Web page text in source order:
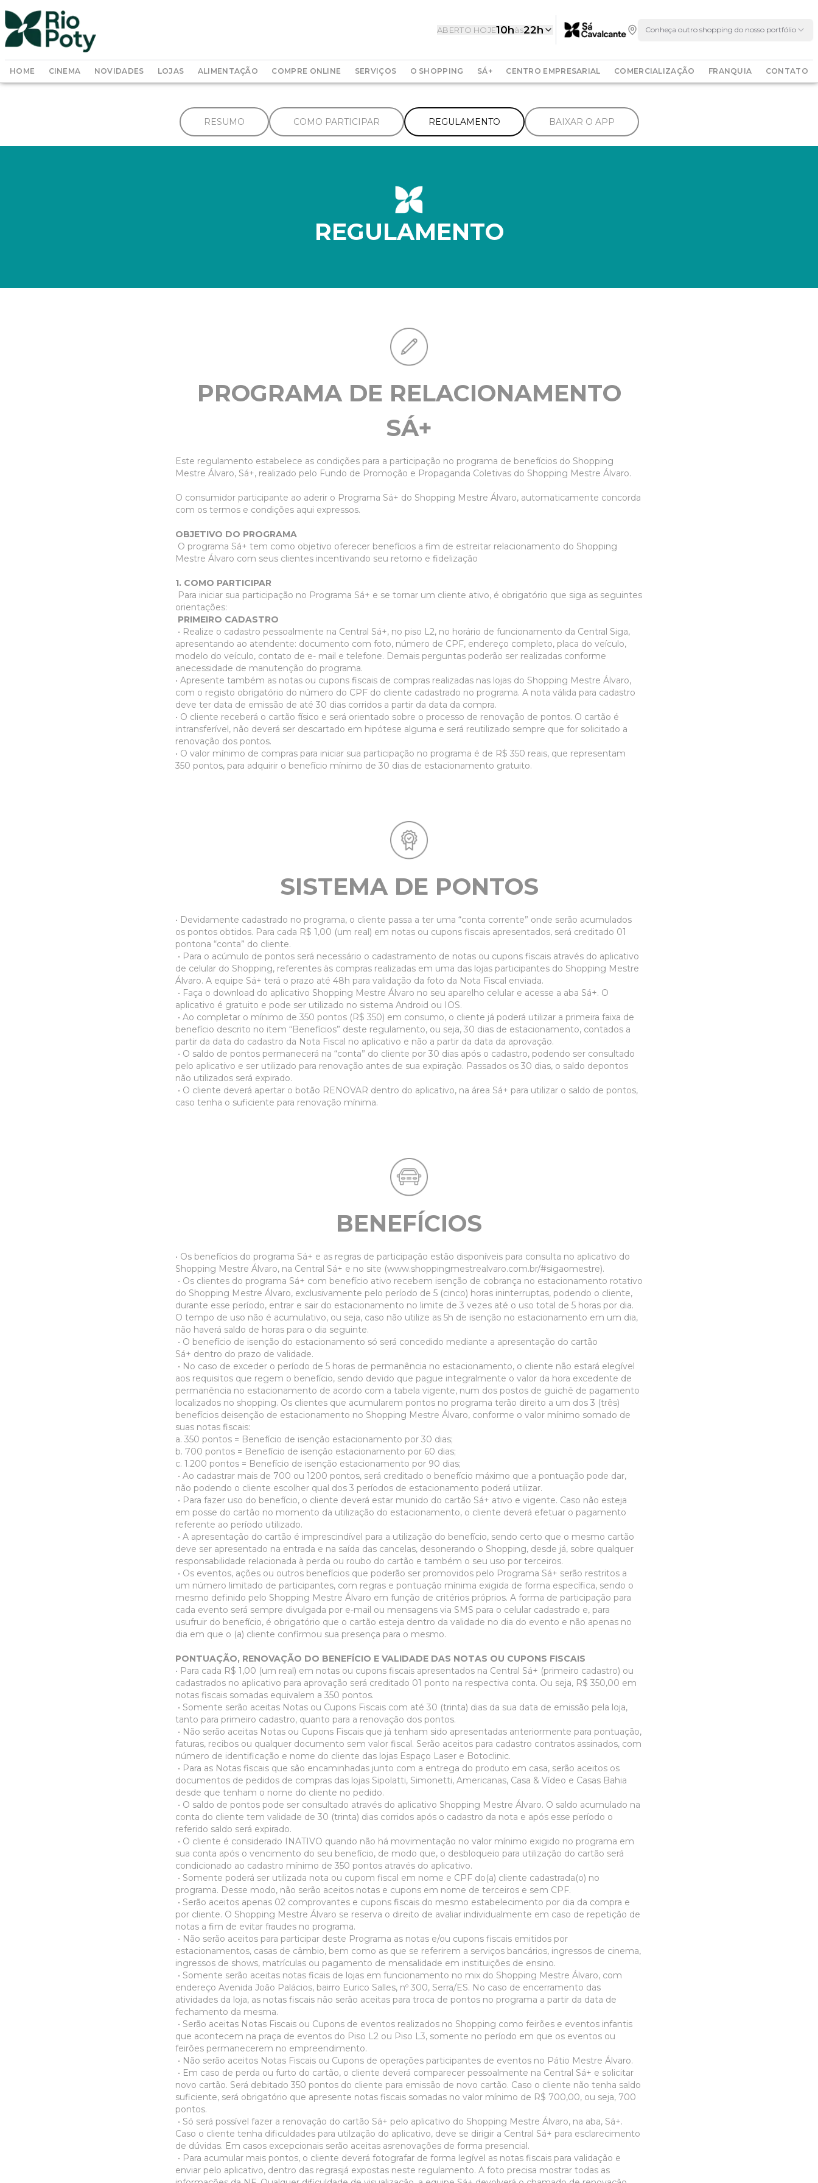
ABERTO HOJE10hàs22h Conheça outro shopping do nosso portfólio
HOME CINEMA NOVIDADES LOJAS ALIMENTAÇÃO COMPRE ONLINE SERVIÇOS O SHOPPING SÁ+ CENTRO EMPRESARIAL COMERCIALIZAÇÃO FRANQUIA CONTATO
RESUMO COMO PARTICIPAR REGULAMENTO BAIXAR O APP
REGULAMENTO
PROGRAMA DE RELACIONAMENTO
SÁ+
Este regulamento estabelece as condições para a participação no programa de benefícios do Shopping
Mestre Álvaro, Sá+, realizado pelo Fundo de Promoção e Propaganda Coletivas do Shopping Mestre Álvaro.
O consumidor participante ao aderir o Programa Sá+ do Shopping Mestre Álvaro, automaticamente concorda
com os termos e condições aqui expressos.
OBJETIVO DO PROGRAMA
O programa Sá+ tem como objetivo oferecer benefícios a fim de estreitar relacionamento do Shopping
Mestre Álvaro com seus clientes incentivando seu retorno e fidelização
1. COMO PARTICIPAR
Para iniciar sua participação no Programa Sá+ e se tornar um cliente ativo, é obrigatório que siga as seguintes
orientações:
PRIMEIRO CADASTRO
• Realize o cadastro pessoalmente na Central Sá+, no piso L2, no horário de funcionamento da Central Siga,
apresentando ao atendente: documento com foto, número de CPF, endereço completo, placa do veículo,
modelo do veículo, contato de e- mail e telefone. Demais perguntas poderão ser realizadas conforme
anecessidade de manutenção do programa.
• Apresente também as notas ou cupons fiscais de compras realizadas nas lojas do Shopping Mestre Álvaro,
com o registo obrigatório do número do CPF do cliente cadastrado no programa. A nota válida para cadastro
deve ter data de emissão de até 30 dias corridos a partir da data da compra.
• O cliente receberá o cartão físico e será orientado sobre o processo de renovação de pontos. O cartão é
intransferível, não deverá ser descartado em hipótese alguma e será reutilizado sempre que for solicitado a
renovação dos pontos.
• O valor mínimo de compras para iniciar sua participação no programa é de R$ 350 reais, que representam
350 pontos, para adquirir o benefício mínimo de 30 dias de estacionamento gratuito.
SISTEMA DE PONTOS
• Devidamente cadastrado no programa, o cliente passa a ter uma “conta corrente” onde serão acumulados
os pontos obtidos. Para cada R$ 1,00 (um real) em notas ou cupons fiscais apresentados, será creditado 01
pontona “conta” do cliente.
• Para o acúmulo de pontos será necessário o cadastramento de notas ou cupons fiscais através do aplicativo
de celular do Shopping, referentes às compras realizadas em uma das lojas participantes do Shopping Mestre
Álvaro. A equipe Sá+ terá o prazo até 48h para validação da foto da Nota Fiscal enviada.
• Faça o download do aplicativo Shopping Mestre Álvaro no seu aparelho celular e acesse a aba Sá+. O
aplicativo é gratuito e pode ser utilizado no sistema Android ou IOS.
• Ao completar o mínimo de 350 pontos (R$ 350) em consumo, o cliente já poderá utilizar a primeira faixa de
benefício descrito no item “Benefícios” deste regulamento, ou seja, 30 dias de estacionamento, contados a
partir da data do cadastro da Nota Fiscal no aplicativo e não a partir da data da aprovação.
• O saldo de pontos permanecerá na “conta” do cliente por 30 dias após o cadastro, podendo ser consultado
pelo aplicativo e ser utilizado para renovação antes de sua expiração. Passados os 30 dias, o saldo depontos
não utilizados será expirado.
• O cliente deverá apertar o botão RENOVAR dentro do aplicativo, na área Sá+ para utilizar o saldo de pontos,
caso tenha o suficiente para renovação mínima.
BENEFÍCIOS
• Os benefícios do programa Sá+ e as regras de participação estão disponíveis para consulta no aplicativo do
Shopping Mestre Álvaro, na Central Sá+ e no site (www.shoppingmestrealvaro.com.br/#sigaomestre).
• Os clientes do programa Sá+ com benefício ativo recebem isenção de cobrança no estacionamento rotativo
do Shopping Mestre Álvaro, exclusivamente pelo período de 5 (cinco) horas ininterruptas, podendo o cliente,
durante esse período, entrar e sair do estacionamento no limite de 3 vezes até o uso total de 5 horas por dia.
O tempo de uso não é acumulativo, ou seja, caso não utilize as 5h de isenção no estacionamento em um dia,
não haverá saldo de horas para o dia seguinte.
• O benefício de isenção do estacionamento só será concedido mediante a apresentação do cartão
Sá+ dentro do prazo de validade.
• No caso de exceder o período de 5 horas de permanência no estacionamento, o cliente não estará elegível
aos requisitos que regem o benefício, sendo devido que pague integralmente o valor da hora excedente de
permanência no estacionamento de acordo com a tabela vigente, num dos postos de guichê de pagamento
localizados no shopping. Os clientes que acumularem pontos no programa terão direito a um dos 3 (três)
benefícios deisenção de estacionamento no Shopping Mestre Álvaro, conforme o valor mínimo somado de
suas notas fiscais:
a. 350 pontos = Benefício de isenção estacionamento por 30 dias;
b. 700 pontos = Benefício de isenção estacionamento por 60 dias;
c. 1.200 pontos = Benefício de isenção estacionamento por 90 dias;
• Ao cadastrar mais de 700 ou 1200 pontos, será creditado o benefício máximo que a pontuação pode dar,
não podendo o cliente escolher qual dos 3 períodos de estacionamento poderá utilizar.
• Para fazer uso do benefício, o cliente deverá estar munido do cartão Sá+ ativo e vigente. Caso não esteja
em posse do cartão no momento da utilização do estacionamento, o cliente deverá efetuar o pagamento
referente ao período utilizado.
• A apresentação do cartão é imprescindível para a utilização do benefício, sendo certo que o mesmo cartão
deve ser apresentado na entrada e na saída das cancelas, desonerando o Shopping, desde já, sobre qualquer
responsabilidade relacionada à perda ou roubo do cartão e também o seu uso por terceiros.
• Os eventos, ações ou outros benefícios que poderão ser promovidos pelo Programa Sá+ serão restritos a
um número limitado de participantes, com regras e pontuação mínima exigida de forma específica, sendo o
mesmo definido pelo Shopping Mestre Álvaro em função de critérios próprios. A forma de participação para
cada evento será sempre divulgada por e-mail ou mensagens via SMS para o celular cadastrado e, para
usufruir do benefício, é obrigatório que o cartão esteja dentro da validade no dia do evento e não apenas no
dia em que o (a) cliente confirmou sua presença para o mesmo.
PONTUAÇÃO, RENOVAÇÃO DO BENEFÍCIO E VALIDADE DAS NOTAS OU CUPONS FISCAIS
• Para cada R$ 1,00 (um real) em notas ou cupons fiscais apresentados na Central Sá+ (primeiro cadastro) ou
cadastrados no aplicativo para aprovação será creditado 01 ponto na respectiva conta. Ou seja, R$ 350,00 em
notas fiscais somadas equivalem a 350 pontos.
• Somente serão aceitas Notas ou Cupons Fiscais com até 30 (trinta) dias da sua data de emissão pela loja,
tanto para primeiro cadastro, quanto para a renovação dos pontos.
• Não serão aceitas Notas ou Cupons Fiscais que já tenham sido apresentadas anteriormente para pontuação,
faturas, recibos ou qualquer documento sem valor fiscal. Serão aceitos para cadastro contratos assinados, com
número de identificação e nome do cliente das lojas Espaço Laser e Botoclinic.
• Para as Notas fiscais que são encaminhadas junto com a entrega do produto em casa, serão aceitos os
documentos de pedidos de compras das lojas Sipolatti, Simonetti, Americanas, Casa & Vídeo e Casas Bahia
desde que tenham o nome do cliente no pedido.
• O saldo de pontos pode ser consultado através do aplicativo Shopping Mestre Álvaro. O saldo acumulado na
conta do cliente tem validade de 30 (trinta) dias corridos após o cadastro da nota e após esse período o
referido saldo será expirado.
• O cliente é considerado INATIVO quando não há movimentação no valor mínimo exigido no programa em
sua conta após o vencimento do seu benefício, de modo que, o desbloqueio para utilização do cartão será
condicionado ao cadastro mínimo de 350 pontos através do aplicativo.
• Somente poderá ser utilizada nota ou cupom fiscal em nome e CPF do(a) cliente cadastrada(o) no
programa. Desse modo, não serão aceitos notas e cupons em nome de terceiros e sem CPF.
• Serão aceitos apenas 02 comprovantes e cupons fiscais do mesmo estabelecimento por dia da compra e
por cliente. O Shopping Mestre Álvaro se reserva o direito de avaliar individualmente em caso de repetição de
notas a fim de evitar fraudes no programa.
• Não serão aceitos para participar deste Programa as notas e/ou cupons fiscais emitidos por
estacionamentos, casas de câmbio, bem como as que se referirem a serviços bancários, ingressos de cinema,
ingressos de shows, matrículas ou pagamento de mensalidade em instituições de ensino.
• Somente serão aceitas notas ficais de lojas em funcionamento no mix do Shopping Mestre Álvaro, com
endereço Avenida João Palácios, bairro Eurico Salles, nº 300, Serra/ES. No caso de encerramento das
atividades da loja, as notas fiscais não serão aceitas para troca de pontos no programa a partir da data de
fechamento da mesma.
• Serão aceitas Notas Fiscais ou Cupons de eventos realizados no Shopping como feirões e eventos infantis
que acontecem na praça de eventos do Piso L2 ou Piso L3, somente no período em que os eventos ou
feirões permanecerem no empreendimento.
• Não serão aceitos Notas Fiscais ou Cupons de operações participantes de eventos no Pátio Mestre Álvaro.
• Em caso de perda ou furto do cartão, o cliente deverá comparecer pessoalmente na Central Sá+ e solicitar
novo cartão. Será debitado 350 pontos do cliente para emissão de novo cartão. Caso o cliente não tenha saldo
suficiente, será obrigatório que apresente notas fiscais somadas no valor mínimo de R$ 700,00, ou seja, 700
pontos.
• Só será possível fazer a renovação do cartão Sá+ pelo aplicativo do Shopping Mestre Álvaro, na aba, Sá+.
Caso o cliente tenha dificuldades para utilzação do aplicativo, deve se dirigir a Central Sá+ para esclarecimento
de dúvidas. Em casos excepcionais serão aceitas asrenovações de forma presencial.
• Para acumular mais pontos, o cliente deverá fotografar de forma legível as notas fiscais para validação e
enviar pelo aplicativo, dentro das regrasjá expostas neste regulamento. A foto precisa mostrar todas as